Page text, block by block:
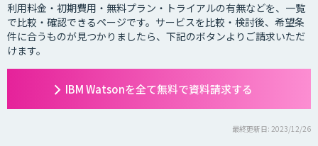
利用料金・初期費用・無料プラン・トライアルの有無などを、一覧
で比較・確認できるページです。サービスを比較・検討後、希望条
件に合うものが見つかりましたら、下記のボタンよりご請求いただ
けます。
IBM Watsonを全て無料で資料請求する
最終更新日: 2023/12/26